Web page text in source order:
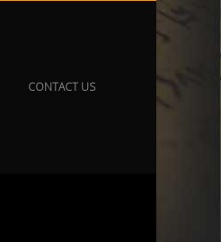
CONTACT US